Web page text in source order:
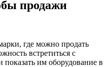
продажи
где можно продать
встретиться с
им оборудование в